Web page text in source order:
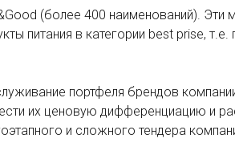
(более 400 наименований). Эти
питания в категории best prise, т.е.
портфеля брендов
их ценовую дифференциацию и
и сложного тендера